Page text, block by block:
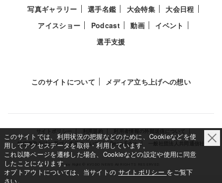
写真ギャラリー
選手名鑑 大会特集
大会日程
アイスショー
Podcast 動画
イベント
選手支援
このサイトについて メディア立ち上げへの想い
特定商取引法に基づく表示について
Deep Edge
Copy Right © KYODO NEWS All RIGHTS RESERVED.
このサイトでは、利用状況の把握などのために、Cookieなどを使
用してアクセスデータを取得・利用しています。
これ以降ページを遷移した場合、Cookieなどの設定や使用に同意
したことになります。
オプトアウトについては、当サイトの サイトポリシー をご覧下
さい。